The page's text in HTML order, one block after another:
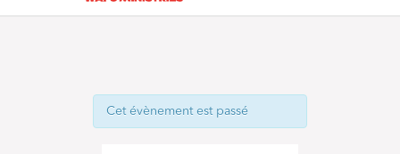
Cet évènement est passé